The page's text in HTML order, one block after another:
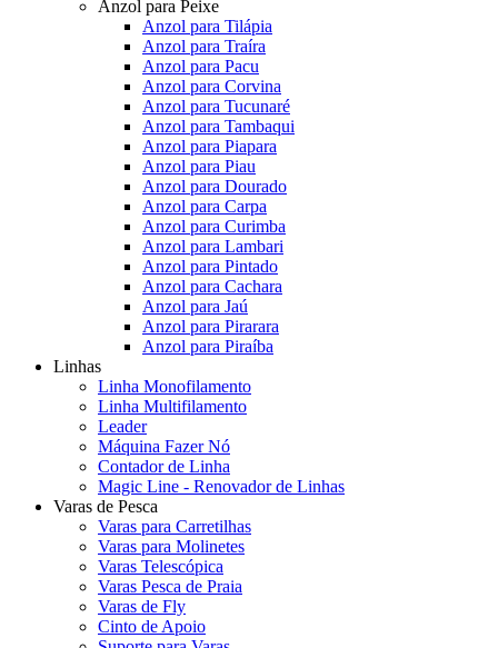
Anzol para Peixe
Anzol para Tilápia
Anzol para Traíra
Anzol para Pacu
Anzol para Corvina
Anzol para Tucunaré
Anzol para Tambaqui
Anzol para Piapara
Anzol para Piau
Anzol para Dourado
Anzol para Carpa
Anzol para Curimba
Anzol para Lambari
Anzol para Pintado
Anzol para Cachara
Anzol para Jaú
Anzol para Pirarara
Anzol para Piraíba
Linhas
Linha Monofilamento
Linha Multifilamento
Leader
Máquina Fazer Nó
Contador de Linha
Magic Line - Renovador de Linhas
Varas de Pesca
Varas para Carretilhas
Varas para Molinetes
Varas Telescópica
Varas Pesca de Praia
Varas de Fly
Cinto de Apoio